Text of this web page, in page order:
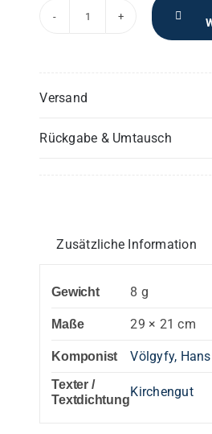
Viola
3.
Menge
Versand
Rückgabe & Umtausch
Zusätzliche Information
Gewicht 8 g
Maße 29 × 21 cm
Komponist Völgyfy, Hans
Texter /
Textdichtung
Kirchengut